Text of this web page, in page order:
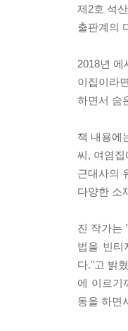
제2호 석
출판계의
2018년
이집이라
하면서 숨
책 내용에
씨, 여염집
근대사의
다양한 소
진 작가는
법을 빈티
다."고 밝
에 이르기
동을 하면